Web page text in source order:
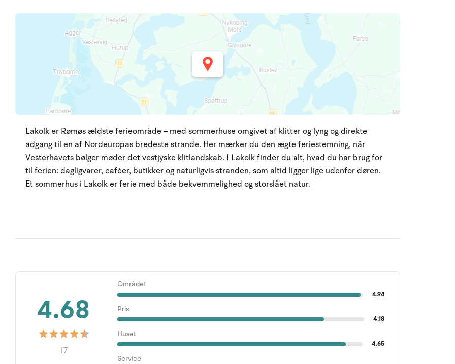
Lakolk er Rømøs ældste ferieområde – med sommerhuse omgivet af klitter og lyng og direkte
adgang til en af Nordeuropas bredeste strande. Her mærker du den ægte feriestemning, når
Vesterhavets bølger møder det vestjyske klitlandskab. I Lakolk finder du alt, hvad du har brug for
til ferien: dagligvarer, caféer, butikker og naturligvis stranden, som altid ligger lige udenfor døren.
Et sommerhus i Lakolk er ferie med både bekvemmelighed og storslået natur.
4.68
17
Området
4.94
Pris
4.18
Huset
4.65
Service